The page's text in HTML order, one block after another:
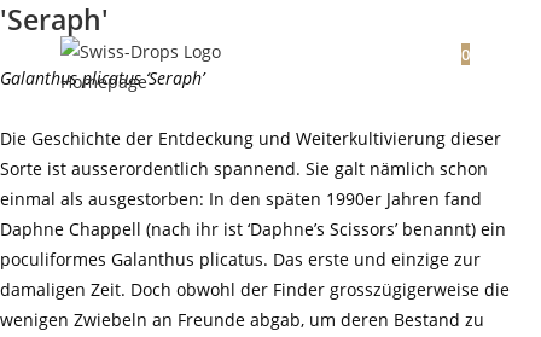
Zum
0
'Seraph'
Galanthus plicatus ‘Seraph’
Die Geschichte der Entdeckung und Weiterkultivierung dieser
Sorte ist ausserordentlich spannend. Sie galt nämlich schon
einmal als ausgestorben: In den späten 1990er Jahren fand
Daphne Chappell (nach ihr ist ‘Daphne’s Scissors’ benannt) ein
poculiformes Galanthus plicatus. Das erste und einzige zur
damaligen Zeit. Doch obwohl der Finder grosszügigerweise die
wenigen Zwiebeln an Freunde abgab, um deren Bestand zu